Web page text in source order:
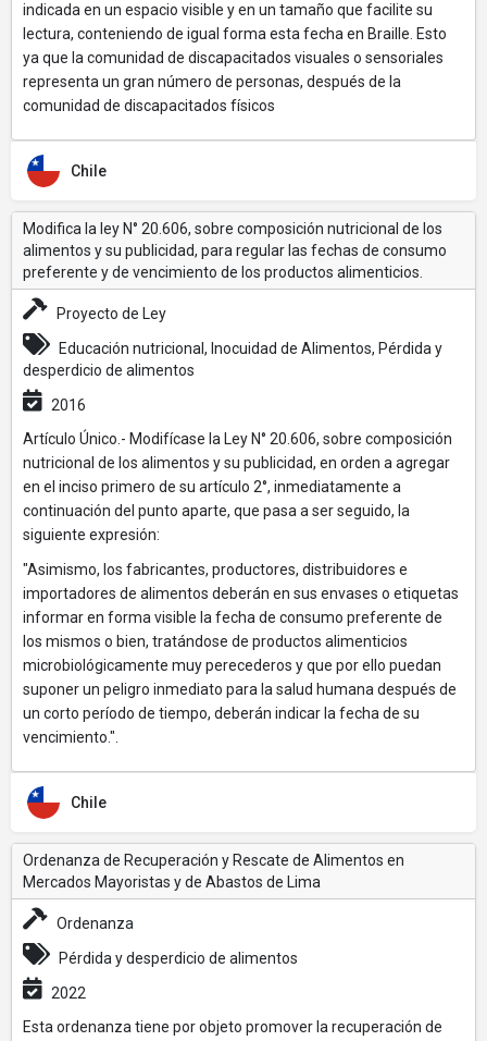
indicada en un espacio visible y en un tamaño que facilite su
lectura, conteniendo de igual forma esta fecha en Braille. Esto
ya que la comunidad de discapacitados visuales o sensoriales
representa un gran número de personas, después de la
comunidad de discapacitados físicos
Chile
Modifica la ley N° 20.606, sobre composición nutricional de los
alimentos y su publicidad, para regular las fechas de consumo
preferente y de vencimiento de los productos alimenticios.
Proyecto de Ley
Educación nutricional, Inocuidad de Alimentos, Pérdida y
desperdicio de alimentos
2016
Artículo Único.- Modifícase la Ley N° 20.606, sobre composición
nutricional de los alimentos y su publicidad, en orden a agregar
en el inciso primero de su artículo 2°, inmediatamente a
continuación del punto aparte, que pasa a ser seguido, la
siguiente expresión:
"Asimismo, los fabricantes, productores, distribuidores e
importadores de alimentos deberán en sus envases o etiquetas
informar en forma visible la fecha de consumo preferente de
los mismos o bien, tratándose de productos alimenticios
microbiológicamente muy perecederos y que por ello puedan
suponer un peligro inmediato para la salud humana después de
un corto período de tiempo, deberán indicar la fecha de su
vencimiento.".
Chile
Ordenanza de Recuperación y Rescate de Alimentos en
Mercados Mayoristas y de Abastos de Lima
Ordenanza
Pérdida y desperdicio de alimentos
2022
Esta ordenanza tiene por objeto promover la recuperación de